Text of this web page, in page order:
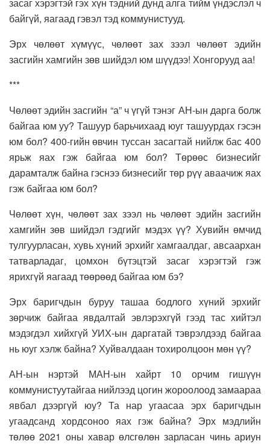
байгүй, яагаад гэвэл тэд коммунистууд.
Эрх чөлөөт хүмүүс, чөлөөт зах зээл чөлөөт эдийн
засгийн хамгийн зөв шийдэл юм шүүдээ! Хонгорууд аа!
***
Чөлөөт эдийн засгийн “а” ч үгүй тэнэг АН-ын дарга болж
байгаа юм уу? Ташуур барьчихаад юуг ташуурдах гэсэн
юм бол? 400-гийн өвчин туссан засагтай нийлж бас 400
ярьж яах гэж байгаа юм бол? Төрөөс бизнесийг
дарамталж байна гэснээ бизнесийг төр рүү аваачиж яах
гэж байгаа юм бол?
Чөлөөт хүн, чөлөөт зах зээл нь чөлөөт эдийн засгийн
хамгийн зөв шийдэл гэдгийг мэдэх үү? Хувийн өмчид
тулгуурласан, хувь хүний эрхийг хамгаалдаг, авсаархан
татварладаг, цомхон бүтэцтэй засаг хэрэгтэй гэж
ярихгүй яагаад төөрөөд байгаа юм бэ?
Эрх баригчдын буруу ташаа бодлого хүний эрхийг
зөрчиж байгаа явдалтай эвлэрэхгүй гээд тас хийтэл
мэдэгдэл хийхгүй УИХ-ын даргатай тэврэлдээд байгаа
нь юуг хэлж байна? Хуйвалдаан тохиролцоон мөн үү?
АН-ын нэртэй МАН-ын хайрт 10 орчим гишүүн
коммунистуутайгаа нийлээд цогин жороолоод замаараа
явбал дээргүй юу? Та нар угаасаа эрх баригчдын
угаадсанд хордсоноо яах гэж байна? Эрх мэдлийн
төлөө 2021 оны хавар өлсгөлөн зарласан чинь ариун